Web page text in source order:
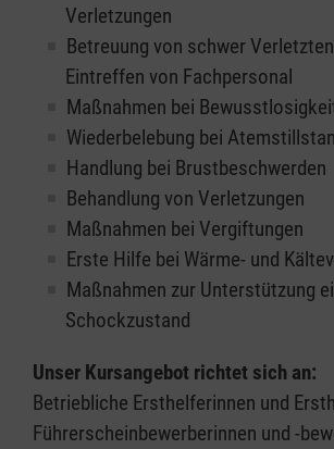
Verletzungen
Betreuung von schwer
Eintreffen von Fachpersonal
Maßnahmen bei
Wiederbelebung bei
Handlung bei Brustbeschwerden
Behandlung von Verletzungen
Maßnahmen bei Vergiftungen
Erste Hilfe bei Wärme- und
Maßnahmen zur Unterstützung
Schockzustand
Unser Kursangebot richtet sich an:
Betriebliche Ersthelferinnen und
Führerscheinbewerberinnen und -